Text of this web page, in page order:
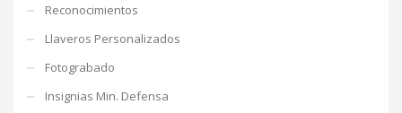
Reconocimientos
Llaveros Personalizados
Fotograbado
Insignias Min. Defensa